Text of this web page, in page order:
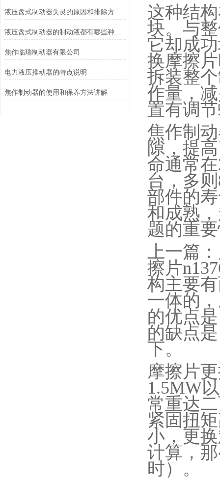
液压盘式制动器失灵的原因和排除方法介绍
液压盘式制动器的制动液都有哪些种类？
焦作临瑞制动器有限公司
电力液压推动器的特点说明
焦作制动器的使用和保养方法讲解
这种结
块。与
它却成
换摩擦
拆装整
作量，
置有调
焦作制
隙，提
命通常在
台，多则
部件的
和成熟
题的重
上一篇
擦片
构主要
一体的
的优点
的缺点
下。
摩擦片
1.5MW
常重达
紧固扭
小，更
计算，
时）。